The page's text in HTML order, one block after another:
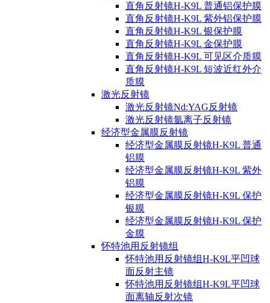
直角反射镜H-K9L 普通铝保护膜
直角反射镜H-K9L 紫外铝保护膜
直角反射镜H-K9L 银保护膜
直角反射镜H-K9L 金保护膜
直角反射镜H-K9L 可见区介质膜
直角反射镜H-K9L 短波近红外介
质膜
激光反射镜
激光反射镜Nd:YAG反射镜
激光反射镜氩离子反射镜
经济型金属膜反射镜
经济型金属膜反射镜H-K9L 普通
铝膜
经济型金属膜反射镜H-K9L 紫外
铝膜
经济型金属膜反射镜H-K9L 保护
银膜
经济型金属膜反射镜H-K9L 保护
金膜
怀特池用反射镜组
怀特池用反射镜组H-K9L平凹球
面反射主镜
怀特池用反射镜组H-K9L平凹球
面离轴反射次镜